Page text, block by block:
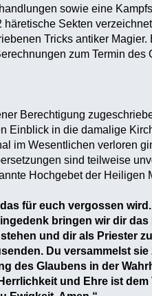
sowie eine
Sekten
Tricks antiker
zum Termin des
Berechtigung
Einblick in die damalige
im Wesentlichen verloren
sind teilweise
Hochgebet der Heiligen
für euch vergossen
bringen wir dir
und dir als Priester
Du versammelst
des Glaubens in der
und Ehre ist dem